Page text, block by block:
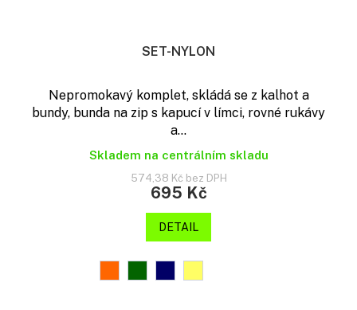
SET-NYLON
Nepromokavý komplet, skládá se z kalhot a
bundy, bunda na zip s kapucí v límci, rovné rukávy
a...
Skladem na centrálním skladu
574,38 Kč bez DPH
695 Kč
DETAIL